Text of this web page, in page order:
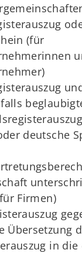
(für
deutsche
Firmen)
Übersetzung
in